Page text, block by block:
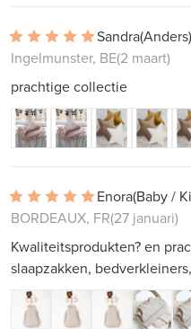
Sandra(Anders)
Ingelmunster, BE(2 maart)
prachtige collectie
Enora(Baby /
BORDEAUX, FR(27 januari)
Kwaliteitsprodukten? en
slaapzakken,